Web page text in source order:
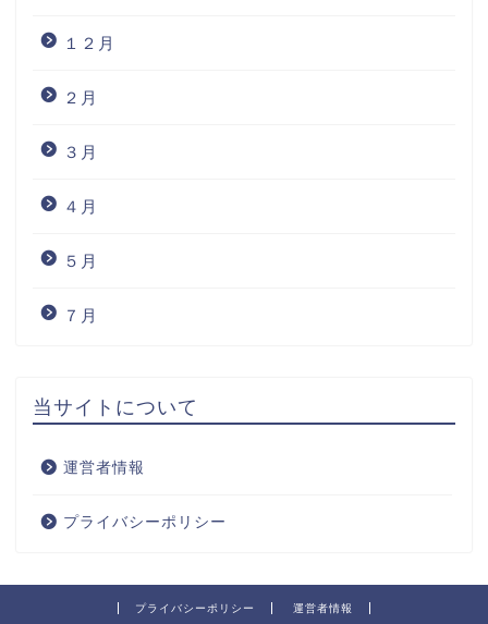
１２月
２月
３月
４月
５月
７月
当サイトについて
運営者情報
プライバシーポリシー
プライバシーポリシー 運営者情報